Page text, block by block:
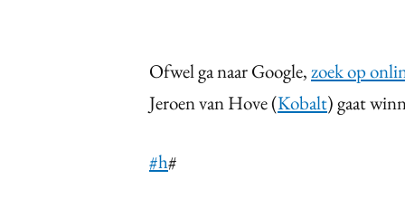
Ofwel ga naar Google,zoek op
Jeroen van Hove (Kobalt) gaat
#h#